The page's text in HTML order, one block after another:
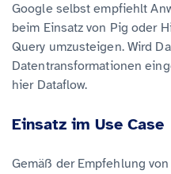
Google selbst empfiehlt
beim Einsatz von Pig oder
Query umzusteigen. Wird
Datentransformationen
hier Dataflow.
Einsatz im Use Case
Gemäß der Empfehlung